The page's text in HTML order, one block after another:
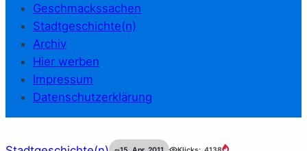
Geschmackssachen
Stadtgeschichte(n)
Archiv
Hier werben
Impressum
Datenschutzerklärung